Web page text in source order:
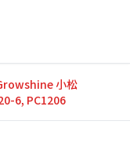
小松
6, PC1206